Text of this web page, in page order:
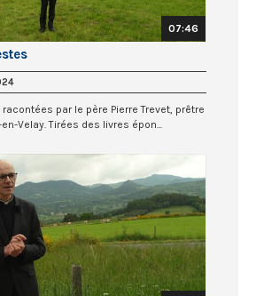
07:46
par le père Pierre Trevet, prêtre
Velay. Tirées des livres épon...